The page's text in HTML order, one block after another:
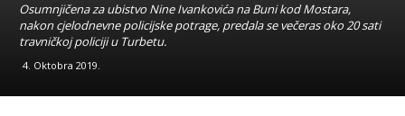
Osumnjičena za ubistvo Nine Ivankovića na Buni kod Mostara,
nakon cjelodnevne policijske potrage, predala se večeras oko 20 sati
travničkoj policiji u Turbetu.
4. Oktobra 2019.